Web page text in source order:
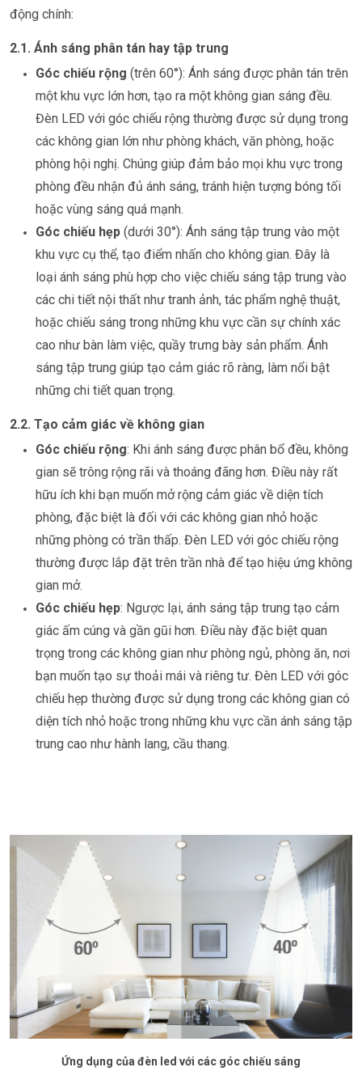
động chính:
2.1. Ánh sáng phân tán hay tập trung
Góc chiếu rộng (trên 60°): Ánh sáng được phân tán trên
một khu vực lớn hơn, tạo ra một không gian sáng đều.
Đèn LED với góc chiếu rộng thường được sử dụng trong
các không gian lớn như phòng khách, văn phòng, hoặc
phòng hội nghị. Chúng giúp đảm bảo mọi khu vực trong
phòng đều nhận đủ ánh sáng, tránh hiện tượng bóng tối
hoặc vùng sáng quá mạnh.
Góc chiếu hẹp (dưới 30°): Ánh sáng tập trung vào một
khu vực cụ thể, tạo điểm nhấn cho không gian. Đây là
loại ánh sáng phù hợp cho việc chiếu sáng tập trung vào
các chi tiết nội thất như tranh ảnh, tác phẩm nghệ thuật,
hoặc chiếu sáng trong những khu vực cần sự chính xác
cao như bàn làm việc, quầy trưng bày sản phẩm. Ánh
sáng tập trung giúp tạo cảm giác rõ ràng, làm nổi bật
những chi tiết quan trọng.
2.2. Tạo cảm giác về không gian
Góc chiếu rộng: Khi ánh sáng được phân bổ đều, không
gian sẽ trông rộng rãi và thoáng đãng hơn. Điều này rất
hữu ích khi bạn muốn mở rộng cảm giác về diện tích
phòng, đặc biệt là đối với các không gian nhỏ hoặc
những phòng có trần thấp. Đèn LED với góc chiếu rộng
thường được lắp đặt trên trần nhà để tạo hiệu ứng không
gian mở.
Góc chiếu hẹp: Ngược lại, ánh sáng tập trung tạo cảm
giác ấm cúng và gần gũi hơn. Điều này đặc biệt quan
trọng trong các không gian như phòng ngủ, phòng ăn, nơi
bạn muốn tạo sự thoải mái và riêng tư. Đèn LED với góc
chiếu hẹp thường được sử dụng trong các không gian có
diện tích nhỏ hoặc trong những khu vực cần ánh sáng tập
trung cao như hành lang, cầu thang.
Ứng dụng của đèn led với các góc chiếu sáng